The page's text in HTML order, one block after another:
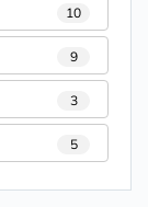
10
9
3
5